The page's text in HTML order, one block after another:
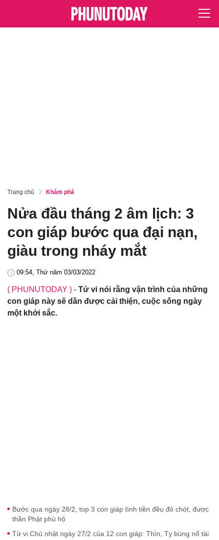
Trang chủ Khám phá
Nửa đầu tháng 2 âm lịch: 3
con giáp bước qua đại nạn,
giàu trong nháy mắt
09:54, Thứ năm 03/03/2022
( PHUNUTODAY ) - Tử vi nói rằng vận trình của những
con giáp này sẽ dần được cải thiện, cuộc sống ngày
một khởi sắc.
Bước qua ngày 28/2, top 3 con giáp tình tiền đều đỏ chót, được
thần Phật phù hộ
Tử vi Chủ nhật ngày 27/2 của 12 con giáp: Thìn, Tỵ bùng nổ tài